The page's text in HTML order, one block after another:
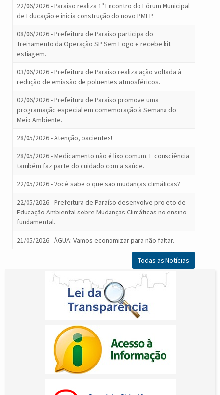
22/06/2026 - Paraíso realiza 1º Encontro do Fórum Municipal
de Educação e inicia construção do novo PMEP.
08/06/2026 - Prefeitura de Paraíso participa do
Treinamento da Operação SP Sem Fogo e recebe kit
estiagem.
03/06/2026 - Prefeitura de Paraíso realiza ação voltada à
redução de emissão de poluentes atmosféricos.
02/06/2026 - Prefeitura de Paraíso promove uma
programação especial em comemoração à Semana do
Meio Ambiente.
28/05/2026 - Atenção, pacientes!
28/05/2026 - Medicamento não é lixo comum. E consciência
também faz parte do cuidado com a saúde.
22/05/2026 - Você sabe o que são mudanças climáticas?
22/05/2026 - Prefeitura de Paraíso desenvolve projeto de
Educação Ambiental sobre Mudanças Climáticas no ensino
fundamental.
21/05/2026 - ÁGUA: Vamos economizar para não faltar.
Todas as Notícias